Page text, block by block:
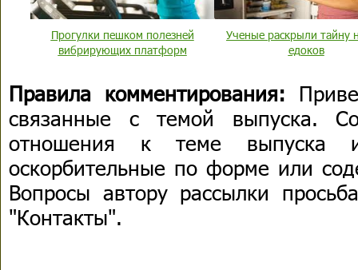
Прогулки пешком полезней
вибрирующих платформ
Ученые раскрыли тайну
едоков
Правила комментирования:
связанные с темой выпуска.
отношения к теме выпуска
оскорбительные по форме или
Вопросы автору рассылки
"Контакты".